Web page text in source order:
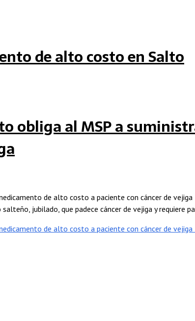
de alto costo en Salto
obliga al MSP a
de alto costo a paciente con cáncer de
jubilado, que padece cáncer de vejiga y requiere
de alto costo a paciente con cáncer de vejiga